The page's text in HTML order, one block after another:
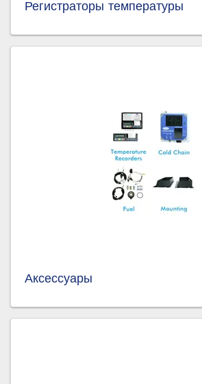
Регистраторы температуры
Аксессуары